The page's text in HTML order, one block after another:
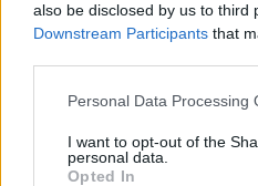
also be disclosed by us to third
Downstream Participants that
Personal Data Processing
I want to opt-out of the
personal data.
Opted In